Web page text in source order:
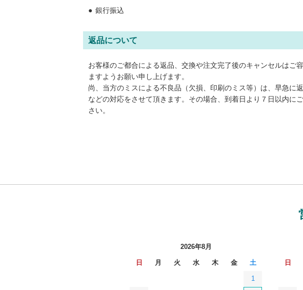
銀行振込
返品について
お客様のご都合による返品、交換や注文完了後のキャンセルはご
ますようお願い申し上げます。
尚、当方のミスによる不良品（欠損、印刷のミス等）は、早急に
などの対応をさせて頂きます。その場合、到着日より７日以内に
さい。
2026年8月
日 月 火 水 木 金 土
1
日